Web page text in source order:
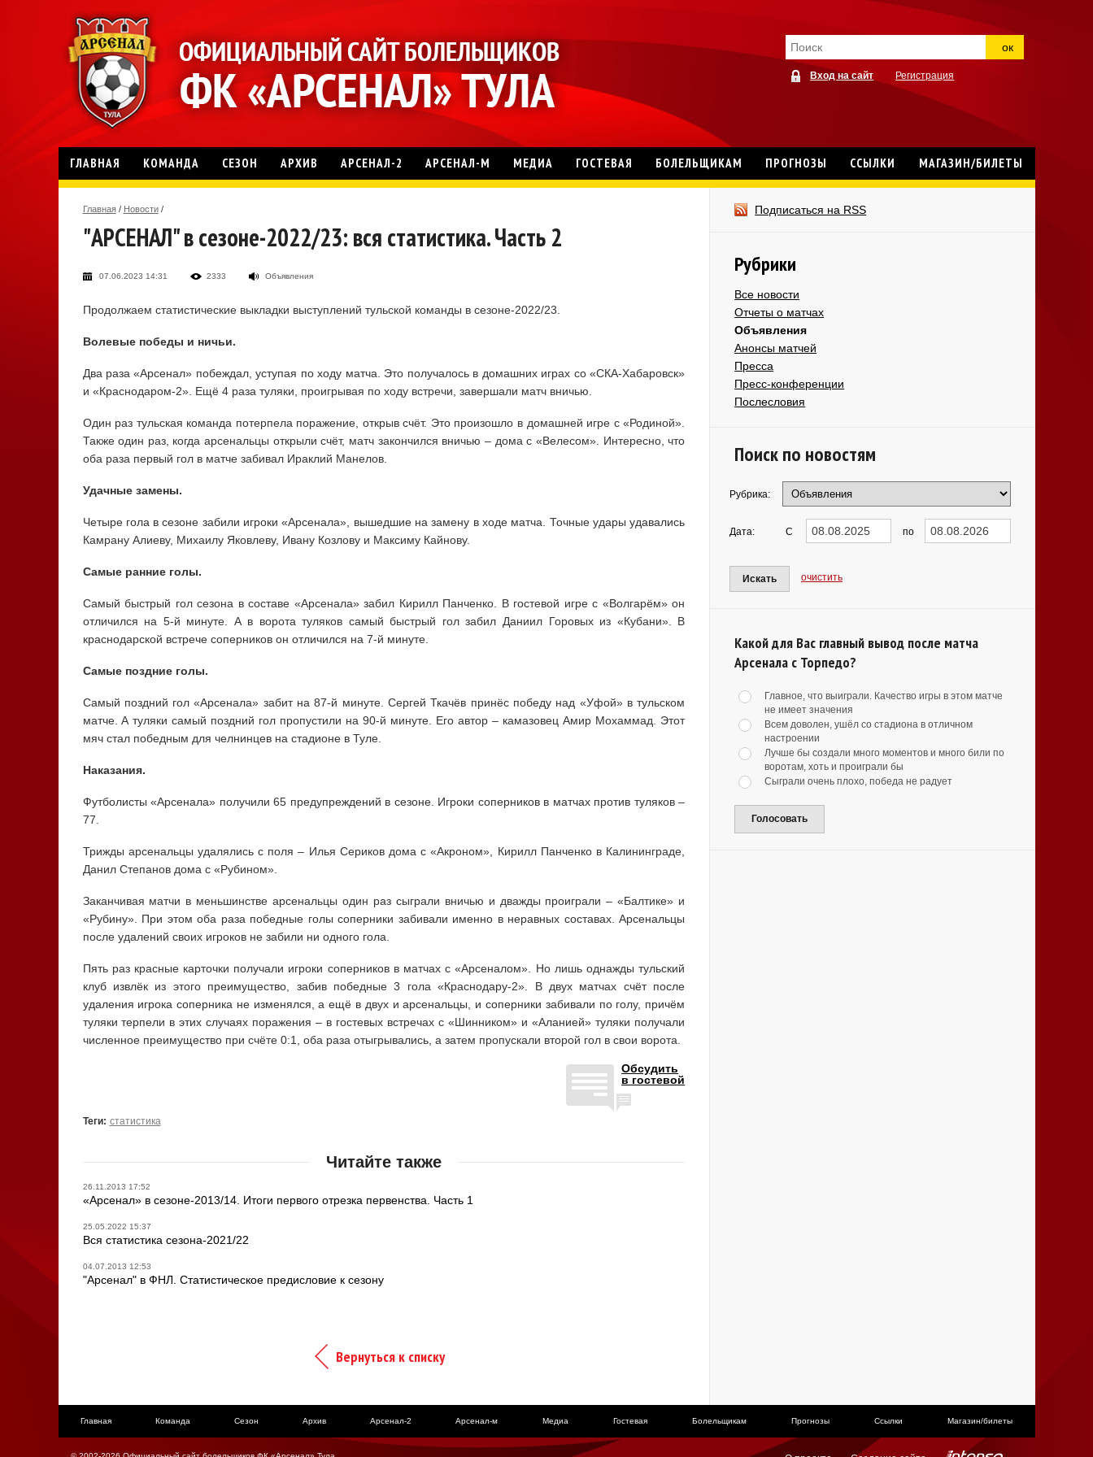
ок
Вход на сайт Регистрация
ГЛАВНАЯ КОМАНДА СЕЗОН АРХИВ АРСЕНАЛ-2 АРСЕНАЛ-М МЕДИА ГОСТЕВАЯ БОЛЕЛЬЩИКАМ ПРОГНОЗЫ ССЫЛКИ МАГАЗИН/БИЛЕТЫ
Главная / Новости /
"АРСЕНАЛ" в сезоне-2022/23: вся статистика. Часть 2
07.06.2023 14:31 2333 Объявления
Продолжаем статистические выкладки выступлений тульской команды в сезоне-2022/23.
Волевые победы и ничьи.
Два раза «Арсенал» побеждал, уступая по ходу матча. Это получалось в домашних играх со «СКА-Хабаровск»
и «Краснодаром-2». Ещё 4 раза туляки, проигрывая по ходу встречи, завершали матч вничью.
Один раз тульская команда потерпела поражение, открыв счёт. Это произошло в домашней игре с «Родиной».
Также один раз, когда арсенальцы открыли счёт, матч закончился вничью – дома с «Велесом». Интересно, что
оба раза первый гол в матче забивал Ираклий Манелов.
Удачные замены.
Четыре гола в сезоне забили игроки «Арсенала», вышедшие на замену в ходе матча. Точные удары удавались
Камрану Алиеву, Михаилу Яковлеву, Ивану Козлову и Максиму Кайнову.
Самые ранние голы.
Самый быстрый гол сезона в составе «Арсенала» забил Кирилл Панченко. В гостевой игре с «Волгарём» он
отличился на 5-й минуте. А в ворота туляков самый быстрый гол забил Даниил Горовых из «Кубани». В
краснодарской встрече соперников он отличился на 7-й минуте.
Самые поздние голы.
Самый поздний гол «Арсенала» забит на 87-й минуте. Сергей Ткачёв принёс победу над «Уфой» в тульском
матче. А туляки самый поздний гол пропустили на 90-й минуте. Его автор – камазовец Амир Мохаммад. Этот
мяч стал победным для челнинцев на стадионе в Туле.
Наказания.
Футболисты «Арсенала» получили 65 предупреждений в сезоне. Игроки соперников в матчах против туляков –
77.
Трижды арсенальцы удалялись с поля – Илья Сериков дома с «Акроном», Кирилл Панченко в Калининграде,
Данил Степанов дома с «Рубином».
Заканчивая матчи в меньшинстве арсенальцы один раз сыграли вничью и дважды проиграли – «Балтике» и
«Рубину». При этом оба раза победные голы соперники забивали именно в неравных составах. Арсенальцы
после удалений своих игроков не забили ни одного гола.
Пять раз красные карточки получали игроки соперников в матчах с «Арсеналом». Но лишь однажды тульский
клуб извлёк из этого преимущество, забив победные 3 гола «Краснодару-2». В двух матчах счёт после
удаления игрока соперника не изменялся, а ещё в двух и арсенальцы, и соперники забивали по голу, причём
туляки терпели в этих случаях поражения – в гостевых встречах с «Шинником» и «Аланией» туляки получали
численное преимущество при счёте 0:1, оба раза отыгрывались, а затем пропускали второй гол в свои ворота.
Обсудить
в гостевой
Теги: статистика
Читайте также
26.11.2013 17:52
«Арсенал» в сезоне-2013/14. Итоги первого отрезка первенства. Часть 1
25.05.2022 15:37
Вся статистика сезона-2021/22
04.07.2013 12:53
"Арсенал" в ФНЛ. Статистическое предисловие к сезону
Вернуться к списку
Подписаться на RSS
Рубрики
Все новости
Отчеты о матчах
Объявления
Анонсы матчей
Пресса
Пресс-конференции
Послесловия
Поиск по новостям
Рубрика:
Дата: С по
Искать очистить
Какой для Вас главный вывод после матча
Арсенала с Торпедо?
Главное, что выиграли. Качество игры в этом матче
не имеет значения
Всем доволен, ушёл со стадиона в отличном
настроении
Лучше бы создали много моментов и много били по
воротам, хоть и проиграли бы
Сыграли очень плохо, победа не радует
Голосовать
Главная Команда Сезон Архив Арсенал-2 Арсенал-м Медиа Гостевая Болельщикам Прогнозы Ссылки Магазин/билеты